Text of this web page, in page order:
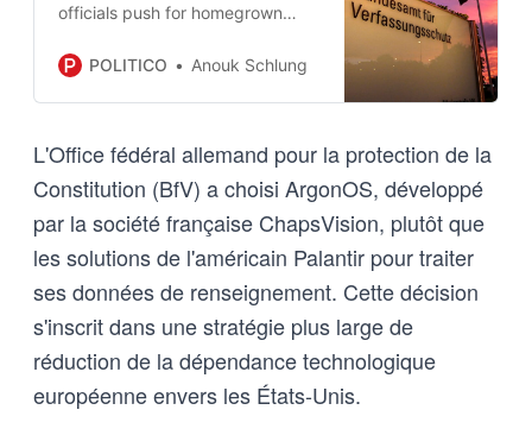
officials push for homegrown
systems.POLITICO Anouk Schlung
L'Office fédéral allemand pour la protection de la
Constitution (BfV) a choisi ArgonOS, développé
par la société française ChapsVision, plutôt que
les solutions de l'américain Palantir pour traiter
ses données de renseignement. Cette décision
s'inscrit dans une stratégie plus large de
réduction de la dépendance technologique
européenne envers les États-Unis.